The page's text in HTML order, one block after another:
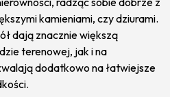
kamieniami, czy dziurami.
dają znacznie większą
terenowej, jak i na
dodatkowo na łatwiejsze